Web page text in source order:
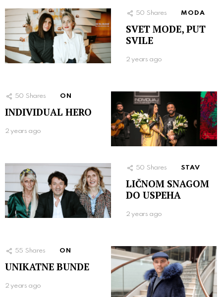
50 Shares MODA
SVET MODE, PUT
SVILE
2 years ago
50 Shares ON
INDIVIDUAL HERO
2 years ago
50 Shares STAV
LIČNOM SNAGOM
DO USPEHA
2 years ago
55 Shares ON
UNIKATNE BUNDE
2 years ago